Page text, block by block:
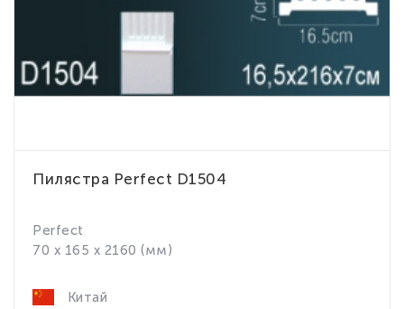
Пилястра Perfect D1504
Perfect
70 x 165 x 2160 (мм)
Китай